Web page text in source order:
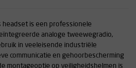
headset is een professionele
analoge tweewegradio,
in veeleisende industriële
communicatie en gehoorbescherming
montageoptie op veiligheidshelmen is